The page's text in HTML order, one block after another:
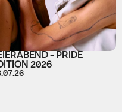
- PRIDE
2026